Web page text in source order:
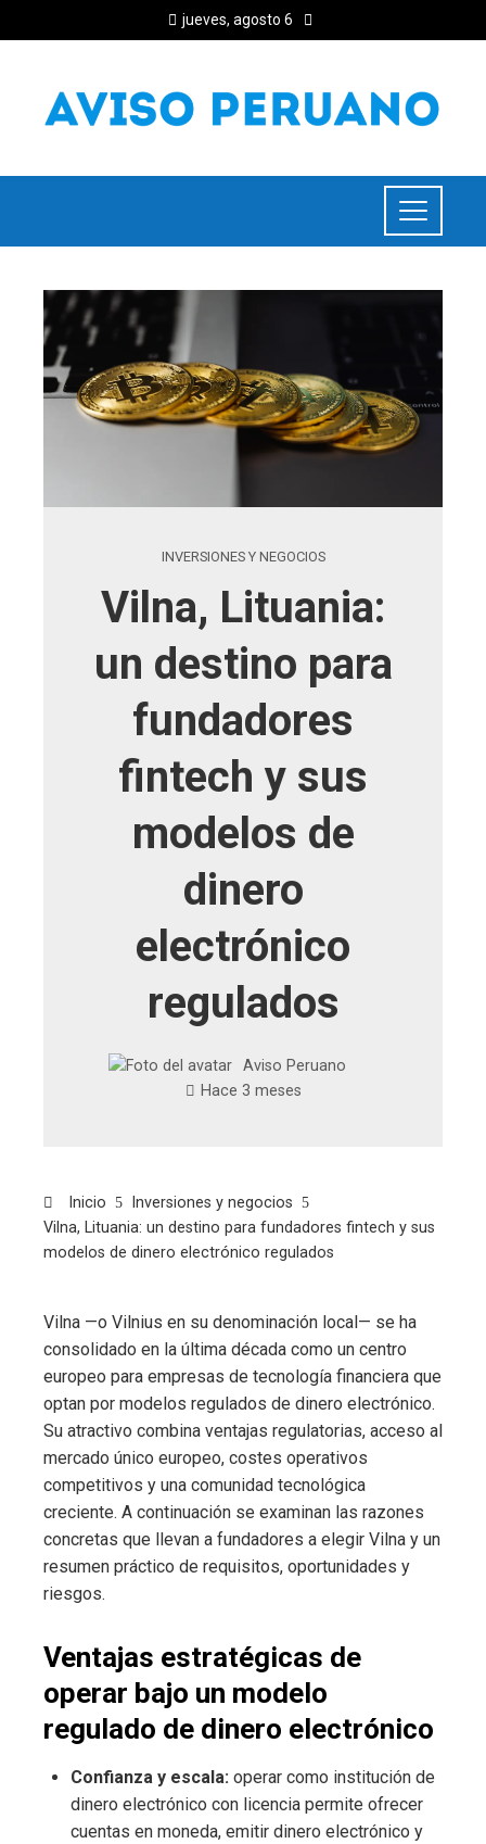
jueves, agosto 6
INVERSIONES Y NEGOCIOS
Vilna, Lituania:
un destino para
fundadores
fintech y sus
modelos de
dinero
electrónico
regulados
Aviso Peruano
Hace 3 meses
Inicio
Inversiones y negocios
Vilna, Lituania: un destino para fundadores fintech y sus
modelos de dinero electrónico regulados
Vilna —o Vilnius en su denominación local— se ha
consolidado en la última década como un centro
europeo para empresas de tecnología financiera que
optan por modelos regulados de dinero electrónico.
Su atractivo combina ventajas regulatorias, acceso al
mercado único europeo, costes operativos
competitivos y una comunidad tecnológica
creciente. A continuación se examinan las razones
concretas que llevan a fundadores a elegir Vilna y un
resumen práctico de requisitos, oportunidades y
riesgos.
Ventajas estratégicas de
operar bajo un modelo
regulado de dinero electrónico
Confianza y escala: operar como institución de
dinero electrónico con licencia permite ofrecer
cuentas en moneda, emitir dinero electrónico y